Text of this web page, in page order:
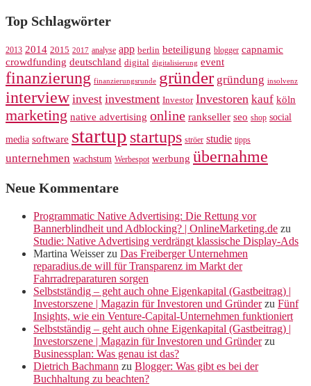
Top Schlagwörter
2013 2014 2015 2017 analyse app berlin beteiligung blogger capnamic
crowdfunding deutschland digital digitalisierung event
finanzierung finanzierungsrunde gründer gründung insolvenz
interview invest investment Investor Investoren kauf köln
marketing native advertising online rankseller seo shop social
media software startup startups ströer studie tipps
unternehmen wachstum Werbespot werbung übernahme
Neue Kommentare
Programmatic Native Advertising: Die Rettung vor
Bannerblindheit und Adblocking? | OnlineMarketing.de zu
Studie: Native Advertising verdrängt klassische Display-Ads
Martina Weisserzu Das Freiberger Unternehmen
reparadius.de will für Transparenz im Markt der
Fahrradreparaturen sorgen
Selbstständig – geht auch ohne Eigenkapital (Gastbeitrag) |
Investorszene | Magazin für Investoren und Gründerzu Fünf
Insights, wie ein Venture-Capital-Unternehmen funktioniert
Selbstständig – geht auch ohne Eigenkapital (Gastbeitrag) |
Investorszene | Magazin für Investoren und Gründerzu
Businessplan: Was genau ist das?
Dietrich Bachmann zu Blogger: Was gibt es bei der
Buchhaltung zu beachten?